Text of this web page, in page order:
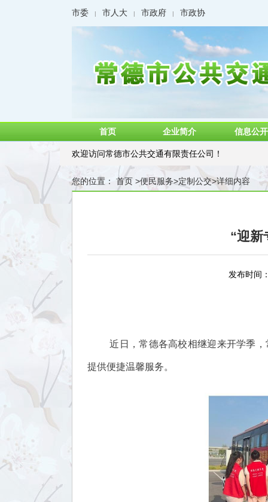
市委 | 市人大 | 市政府 | 市政协
首页 企业简介 信息公开
欢迎访问常德市公共交通有限责任公司！
您的位置： 首页 >便民服务>定制公交>详细内容
“迎新
发布时间
近日，常德各高校相继迎来开学季
提供便捷温馨服务。